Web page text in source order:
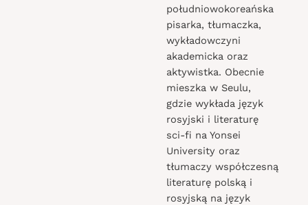
południowokoreańska
pisarka, tłumaczka,
wykładowczyni
akademicka oraz
aktywistka. Obecnie
mieszka w Seulu,
gdzie wykłada język
rosyjski i literaturę
sci-fi na Yonsei
University oraz
tłumaczy współczesną
literaturę polską i
rosyjską na język